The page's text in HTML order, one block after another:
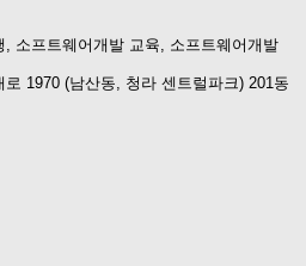
소프트웨어개발 교육, 소프트웨어개발
1970 (남산동, 청라 센트럴파크) 201동